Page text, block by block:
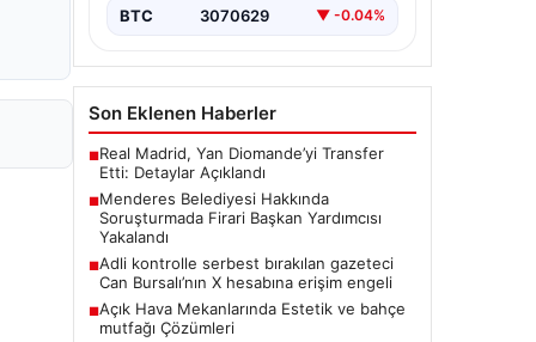
BTC 3070629 ▼ -0.04%
Son Eklenen Haberler
■Real Madrid, Yan Diomande’yi Transfer
Etti: Detaylar Açıklandı
■Menderes Belediyesi Hakkında
Soruşturmada Firari Başkan Yardımcısı
Yakalandı
■Adli kontrolle serbest bırakılan gazeteci
Can Bursalı’nın X hesabına erişim engeli
■Açık Hava Mekanlarında Estetik ve bahçe
mutfağı Çözümleri